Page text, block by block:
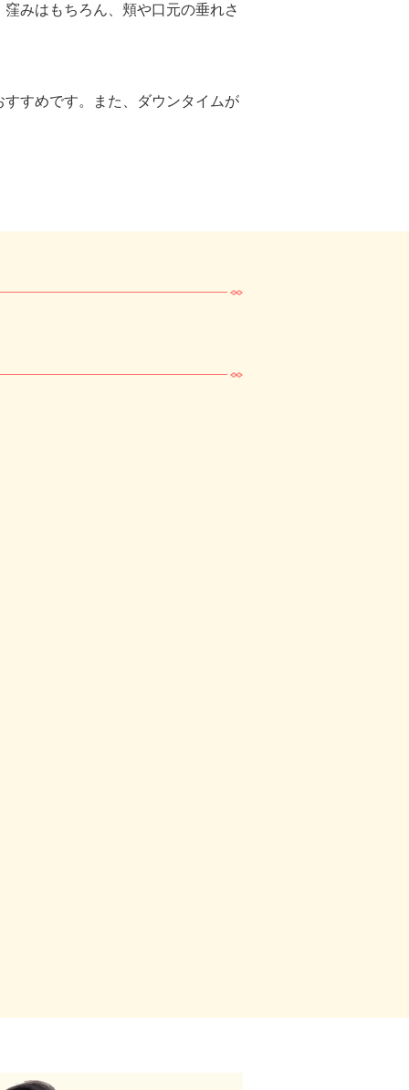
みはもちろん、頬や口元の垂れさ
すめです。また、ダウンタイムが